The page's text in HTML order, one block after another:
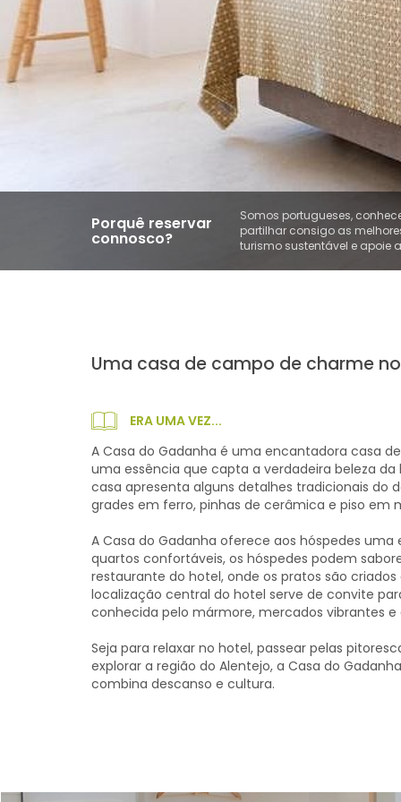
Porquê reservar
connosco?
Somos portugueses,
partilhar consigo as
turismo sustentável e apoie
Uma casa de campo de charme
ERA UMA VEZ...
A Casa do Gadanha é uma encantadora casa
uma essência que capta a verdadeira beleza
casa apresenta alguns detalhes tradicionais do
grades em ferro, pinhas de cerâmica e piso em
A Casa do Gadanha oferece aos hóspedes
quartos confortáveis, os hóspedes podem
restaurante do hotel, onde os pratos são
localização central do hotel serve de convite
conhecida pelo mármore, mercados vibrantes e
Seja para relaxar no hotel, passear pelas
explorar a região do Alentejo, a Casa do
combina descanso e cultura.